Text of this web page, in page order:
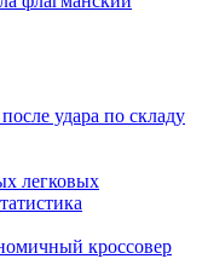
удара по складу
легковых
кроссовер